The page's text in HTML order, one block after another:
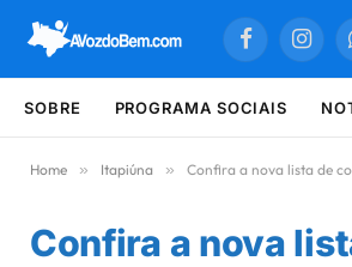
Facebook
SOBRE PROGRAMA SOCIAIS
Home » Itapiúna » Confira a nova lista de convocados para atualização
Confira a nova